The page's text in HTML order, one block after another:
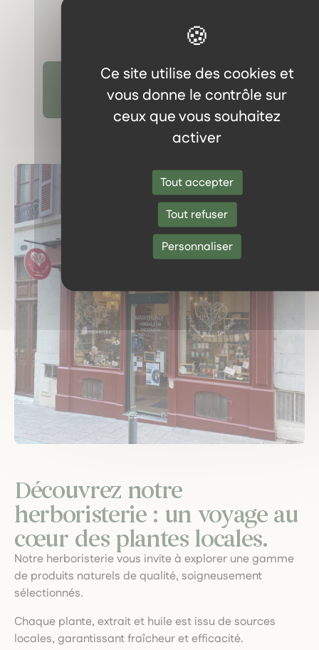
Ce site utilise des cookies et
vous donne le contrôle sur
ceux que vous souhaitez
activer
Tout accepter
Tout refuser
Personnaliser
Découvrir tous les témoignages
Découvrez notre
herboristerie : un voyage au
cœur des plantes locales.
Notre herboristerie vous invite à explorer une gamme
de produits naturels de qualité, soigneusement
sélectionnés.
Chaque plante, extrait et huile est issu de sources
locales, garantissant fraîcheur et efficacité.